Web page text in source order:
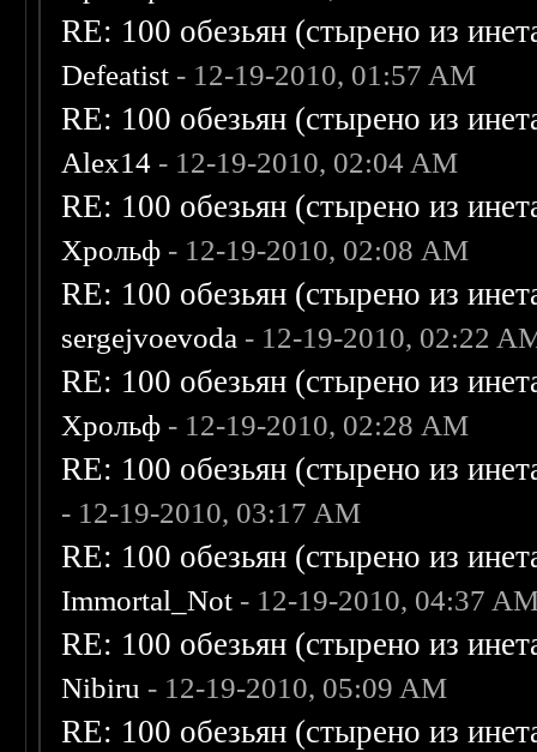
RE: 100 обезьян (стырено из
Defeatist - 12-19-2010, 01:57 AM
RE: 100 обезьян (стырено из
Alex14 - 12-19-2010, 02:04 AM
RE: 100 обезьян (стырено из
Хрольф - 12-19-2010, 02:08 AM
RE: 100 обезьян (стырено из
sergejvoevoda - 12-19-2010, 02:22
RE: 100 обезьян (стырено из
Хрольф - 12-19-2010, 02:28 AM
RE: 100 обезьян (стырено из
- 12-19-2010, 03:17 AM
RE: 100 обезьян (стырено из
Immortal_Not - 12-19-2010, 04:37
RE: 100 обезьян (стырено из
Nibiru - 12-19-2010, 05:09 AM
RE: 100 обезьян (стырено из